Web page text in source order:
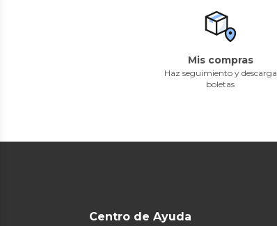
Mis compras
Haz seguimiento y descarga
boletas
Centro de Ayuda